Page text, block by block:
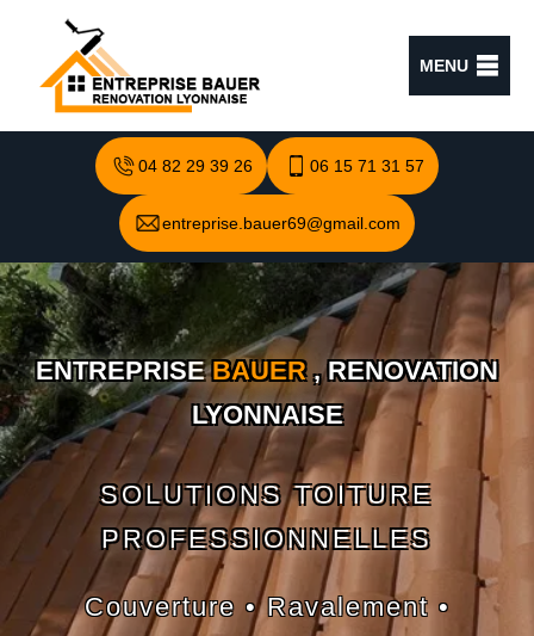
MENU
04 82 29 39 26 06 15 71 31 57
entreprise.bauer69@gmail.com
ENTREPRISEBAUER, RENOVATION
LYONNAISE
SOLUTIONS TOITURE
PROFESSIONNELLES
Couverture • Ravalement •